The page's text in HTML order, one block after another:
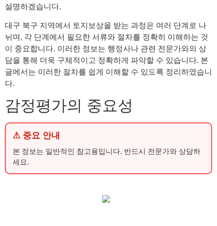
설명하겠습니다.
대구 북구 지역에서 토지보상을 받는 과정은 여러 단계로 나
뉘며, 각 단계에서 필요한 서류와 절차를 정확히 이해하는 것
이 중요합니다. 이러한 정보는 행정사나 관련 전문가와의 상
담을 통해 더욱 구체적이고 정확하게 파악할 수 있습니다. 본
글에서는 이러한 절차를 쉽게 이해할 수 있도록 정리하였습니
다.
감정평가의 중요성
⚠ 중요 안내
본 정보는 일반적인 참고용입니다. 반드시 전문가와 상담하
세요.